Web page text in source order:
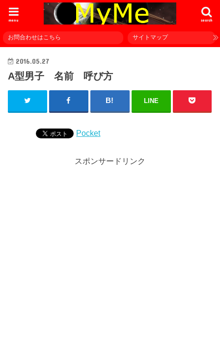
search
menu
お問合わせはこちら サイトマップ
2016.05.27
A型男子 名前 呼び方
LINE
Pocket
スポンサードリンク